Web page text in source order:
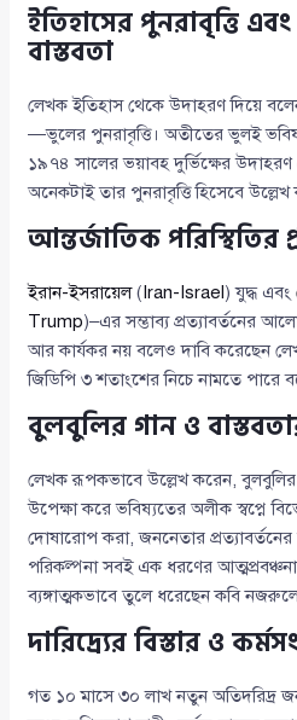
ইতিহাসের পুনরাবৃত্তি
বাস্তবতা
লেখক ইতিহাস থেকে উদাহরণ দিয়ে
—ভুলের পুনরাবৃত্তি। অতীতের ভুলই
১৯৭৪ সালের ভয়াবহ দুর্ভিক্ষের উদাহরণ
অনেকটাই তার পুনরাবৃত্তি হিসেবে উল্লেখ
আন্তর্জাতিক পরিস্থিতির
ইরান-ইসরায়েল( Iran-Israel ) যুদ্ধ এবং
Trump)–এর সম্ভাব্য প্রত্যাবর্তনের
আর কার্যকর নয় বলেও দাবি করেছেন
জিডিপি ৩ শতাংশের নিচে নামতে পারে
বুলবুলির গান ও
লেখক রূপকভাবে উল্লেখ করেন, বুলবুলির
উপেক্ষা করে ভবিষ্যতের অলীক স্বপ্নে
দোষারোপ করা, জননেতার
পরিকল্পনা সবই এক ধরণের
ব্যঙ্গাত্মকভাবে তুলে ধরেছেন কবি
দারিদ্র্যের বিস্তার ও
গত ১০ মাসে ৩০ লাখ নতুন অতিদরিদ্র